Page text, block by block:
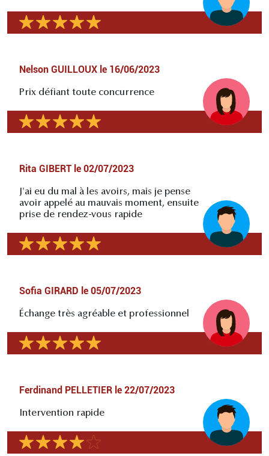
Nelson GUILLOUX le 16/06/2023
Prix défiant toute concurrence
Rita GIBERT le 02/07/2023
J'ai eu du mal à les avoirs, mais je pense
avoir appelé au mauvais moment, ensuite
prise de rendez-vous rapide
Sofia GIRARD le 05/07/2023
Échange très agréable et professionnel
Ferdinand PELLETIER le 22/07/2023
Intervention rapide